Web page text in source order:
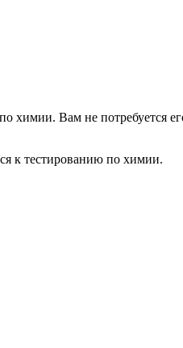
химии. Вам не потребуется
к тестированию по химии.